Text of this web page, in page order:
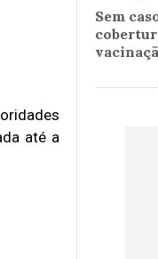
até a
Sem